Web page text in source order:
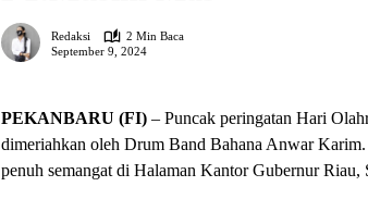
Redaksi
2 Min Baca
September 9, 2024
PEKANBARU (FI) – Puncak peringatan Hari
dimeriahkan oleh Drum Band Bahana Anwar
penuh semangat di Halaman Kantor Gubernur Riau,